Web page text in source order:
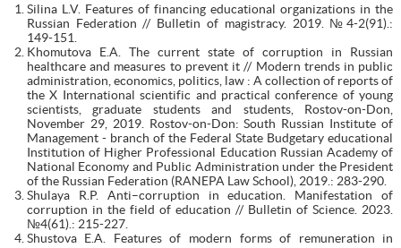
Silina L.V. Features of financing educational organizations in the
Russian Federation // Bulletin of magistracy. 2019. №4-2(91).:
149-151.
Khomutova E.A. The current state of corruption in Russian
healthcare and measures to prevent it // Modern trends in public
administration, economics, politics, law : A collection of reports of
the X International scientific and practical conference of young
scientists, graduate students and students, Rostov-on-Don,
November 29, 2019. Rostov-on-Don: South Russian Institute of
Management - branch of the Federal State Budgetary educational
Institution of Higher Professional Education Russian Academy of
National Economy and Public Administration under the President
of the Russian Federation (RANEPA Law School), 2019.: 283-290.
Shulaya R.P. Anti–corruption in education. Manifestation of
corruption in the field of education // Bulletin of Science. 2023.
№4(61).: 215-227.
Shustova E.A. Features of modern forms of remuneration in